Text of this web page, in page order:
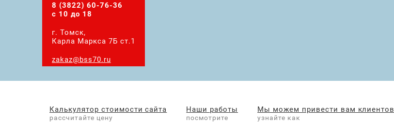
8 (3822) 60-76-36
с 10 до 18
г. Томск,
Карла Маркса 7Б ст.1
zakaz@bss70.ru
Калькулятор стоимости сайта
рассчитайте цену
Наши работы
посмотрите
Мы можем привести вам клиентов
узнайте как